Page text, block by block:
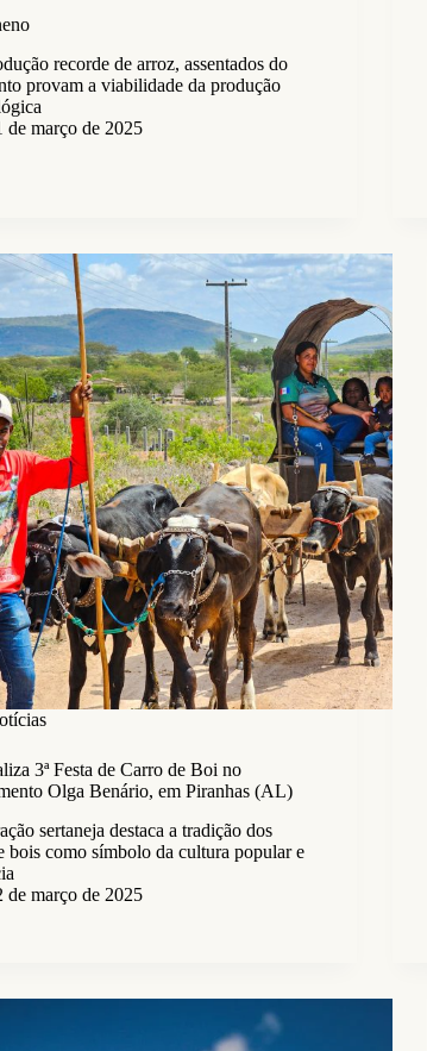
recorde de arroz, assentados do
provam a viabilidade da produção
de março de 2025
3ª Festa de Carro de Boi no
Olga Benário, em Piranhas (AL)
sertaneja destaca a tradição dos
bois como símbolo da cultura popular e
de março de 2025